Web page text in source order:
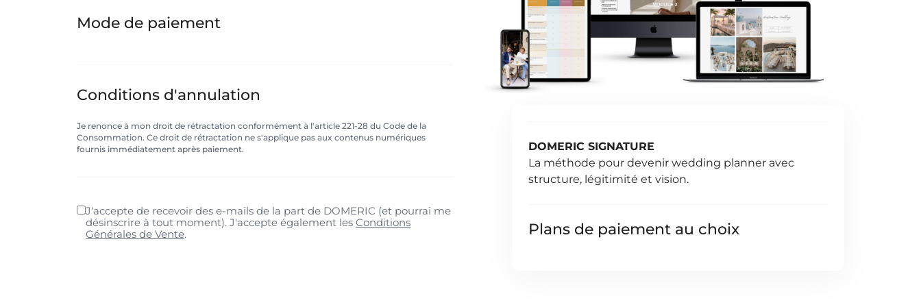
Mode de paiement
Conditions d'annulation
Je renonce à mon droit de rétractation conformément à l'article 221-28 du Code de la
Consommation. Ce droit de rétractation ne s'applique pas aux contenus numériques
fournis immédiatement après paiement.
J'accepte de recevoir des e-mails de la part de DOMERIC (et pourrai me
désinscrire à tout moment). J'accepte également les Conditions
Générales de Vente.
DOMERIC SIGNATURE
La méthode pour devenir wedding planner avec
structure, légitimité et vision.
Plans de paiement au choix